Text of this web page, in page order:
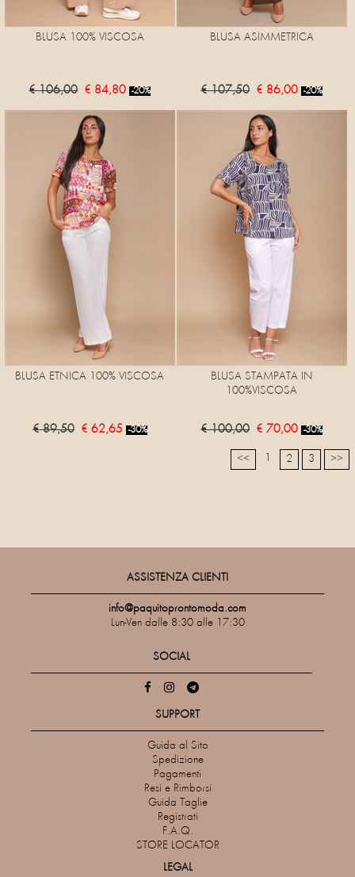
BLUSA 100% VISCOSA
€ 106,00 € 84,80 -20%
BLUSA ASIMMETRICA
€ 107,50 € 86,00 -20%
BLUSA ETNICA 100% VISCOSA
€ 89,50 € 62,65 -30%
BLUSA STAMPATA IN
100%VISCOSA
€ 100,00 € 70,00 -30%
<< 2 3 >>
ASSISTENZA CLIENTI
info@paquitoprontomoda.com
Lun-Ven dalle 8:30 alle 17:30
SOCIAL
SUPPORT
Guida al Sito
Spedizione
Pagamenti
Resi e Rimborsi
Guida Taglie
Registrati
F.A.Q.
STORE LOCATOR
LEGAL